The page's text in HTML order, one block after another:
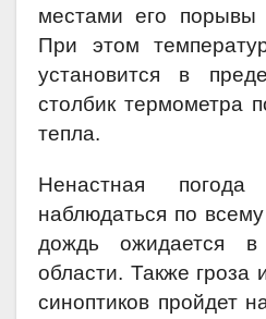
местами его порывы
При этом
установится в
столбик термометра
тепла.
Ненастная
наблюдаться по
дождь ожидается
области. Также гроза
синоптиков пройдет